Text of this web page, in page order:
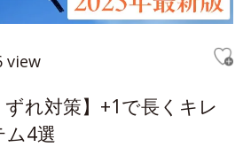
view
ずれ対策】+1で長くキレ
ム4選